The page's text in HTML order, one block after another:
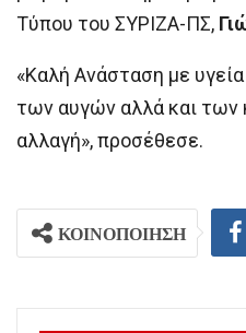
Τύπου του ΣΥΡΙΖΑ-ΠΣ,
«Καλή Ανάσταση με
των αυγών αλλά και των
αλλαγή», προσέθεσε.
ΚΟΙΝΟΠΟΙΗΣΗ